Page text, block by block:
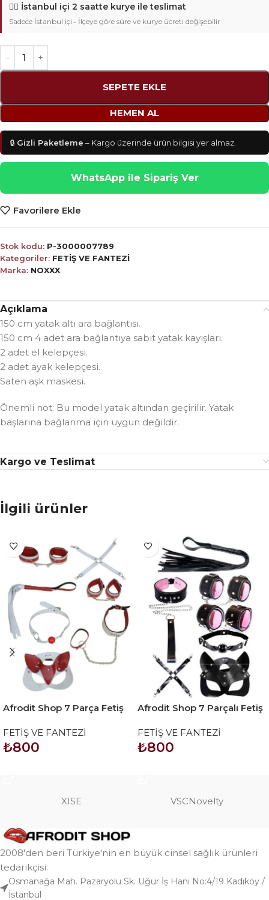
🚴‍♂️ İstanbul içi 2 saatte kurye ile teslimat
Sadece İstanbul içi • İlçeye göre süre ve kurye ücreti değişebilir
SEPETE EKLE
HEMEN AL
🔒 Gizli Paketleme – Kargo üzerinde ürün bilgisi yer almaz.
WhatsApp ile Sipariş Ver
Favorilere Ekle
Stok kodu: P-3000007789
Kategoriler: FETİŞ VE FANTEZİ
Marka: NOXXX
Açıklama
150 cm yatak altı ara bağlantısı.
150 cm 4 adet ara bağlantıya sabit yatak kayışları.
2 adet el kelepçesi.
2 adet ayak kelepçesi.
Saten aşk maskesi.
Önemli not: Bu model yatak altından geçirilir. Yatak
başlarına bağlanma için uygun değildir.
Kargo ve Teslimat
İlgili ürünler
Afrodit Shop 7 Parça Fetiş
Kedi Maskeli
FETİŞ VE FANTEZİ
₺800
Afrodit Shop 7 Parçalı Fetiş
FETİŞ VE FANTEZİ
₺800
XISE VSCNovelty
2008'den beri Türkiye'nin en büyük cinsel sağlık ürünleri
tedarikçisi.
Osmanağa Mah. Pazaryolu Sk. Uğur İş Hanı No:4/19 Kadıköy /
İstanbul